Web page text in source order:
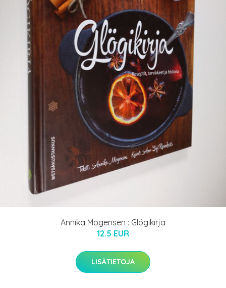
Annika Mogensen : Glögikirja
12.5 EUR
LISÄTIETOJA